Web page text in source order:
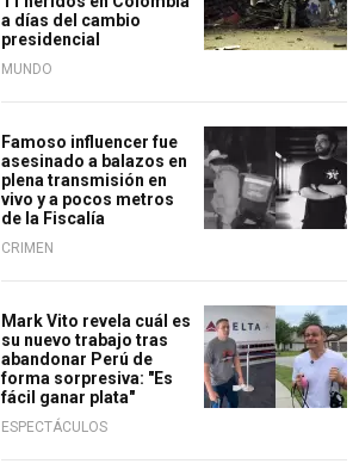
a días del cambio
presidencial
MUNDO
Famoso influencer fue
asesinado a balazos en
plena transmisión en
vivo y a pocos metros
de la Fiscalía
CRIMEN
Mark Vito revela cuál es
su nuevo trabajo tras
abandonar Perú de
forma sorpresiva: "Es
fácil ganar plata"
ESPECTÁCULOS